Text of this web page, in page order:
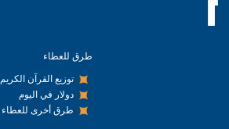
طرق للعطاء
توزيع القرآن الكريم
دولار في اليوم
طرق أخرى للعطاء